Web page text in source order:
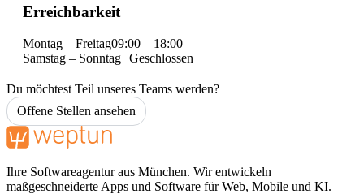
Erreichbarkeit
Montag – Freitag09:00 – 18:00
Samstag – Sonntag Geschlossen
Du möchtest Teil unseres Teams werden?
Offene Stellen ansehen
Ihre Softwareagentur aus München. Wir entwickeln
maßgeschneiderte Apps und Software für Web, Mobile und KI.